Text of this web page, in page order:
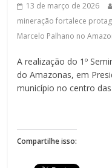
13 de março de 2026
mineração fortalece
Marcelo Palhano no
A realização do 1º
do Amazonas, em
município no centro
Compartilhe isso: